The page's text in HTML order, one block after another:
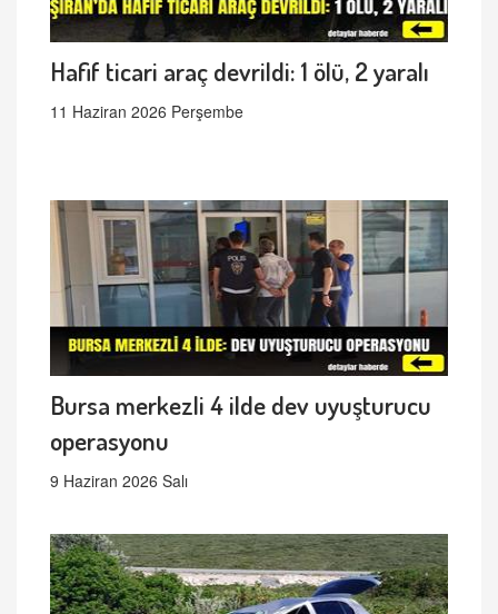
Hafif ticari araç devrildi: 1 ölü, 2 yaralı
11 Haziran 2026 Perşembe
Bursa merkezli 4 ilde dev uyuşturucu
operasyonu
9 Haziran 2026 Salı